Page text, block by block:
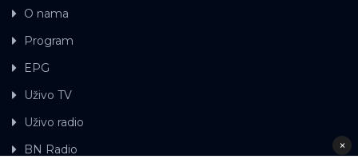
O nama
Program
EPG
Uživo TV
Uživo radio
BN Radio
×